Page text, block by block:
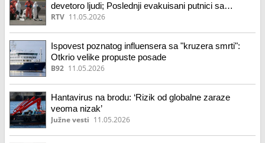
devetoro ljudi; Poslednji evakuisani putnici sa
kruzera na putu za aerodrom na Tenerifima
RTV 11.05.2026
Ispovest poznatog influensera sa "kruzera smrti":
Otkrio velike propuste posade
B92 11.05.2026
Hantavirus na brodu: ‘Rizik od globalne zaraze
veoma nizak’
Južne vesti 11.05.2026